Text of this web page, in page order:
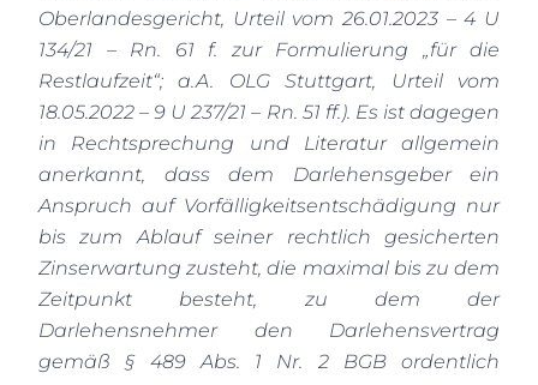
Oberlandesgericht, Urteil vom 26.01.2023 – 4 U
134/21 – Rn. 61 f. zur Formulierung „für die
Restlaufzeit“; a.A. OLG Stuttgart, Urteil vom
18.05.2022 – 9 U 237/21 – Rn. 51 ff.). Es ist dagegen
in Rechtsprechung und Literatur allgemein
anerkannt, dass dem Darlehensgeber ein
Anspruch auf Vorfälligkeitsentschädigung nur
bis zum Ablauf seiner rechtlich gesicherten
Zinserwartung zusteht, die maximal bis zu dem
Zeitpunkt besteht, zu dem der
Darlehensnehmer den Darlehensvertrag
gemäß § 489 Abs. 1 Nr. 2 BGB ordentlich